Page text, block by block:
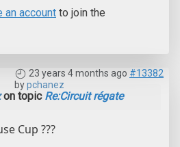
an account to join the
23 years 4 months ago #13382
bypchanez
on topic Re:Circuit régate
Cup ???